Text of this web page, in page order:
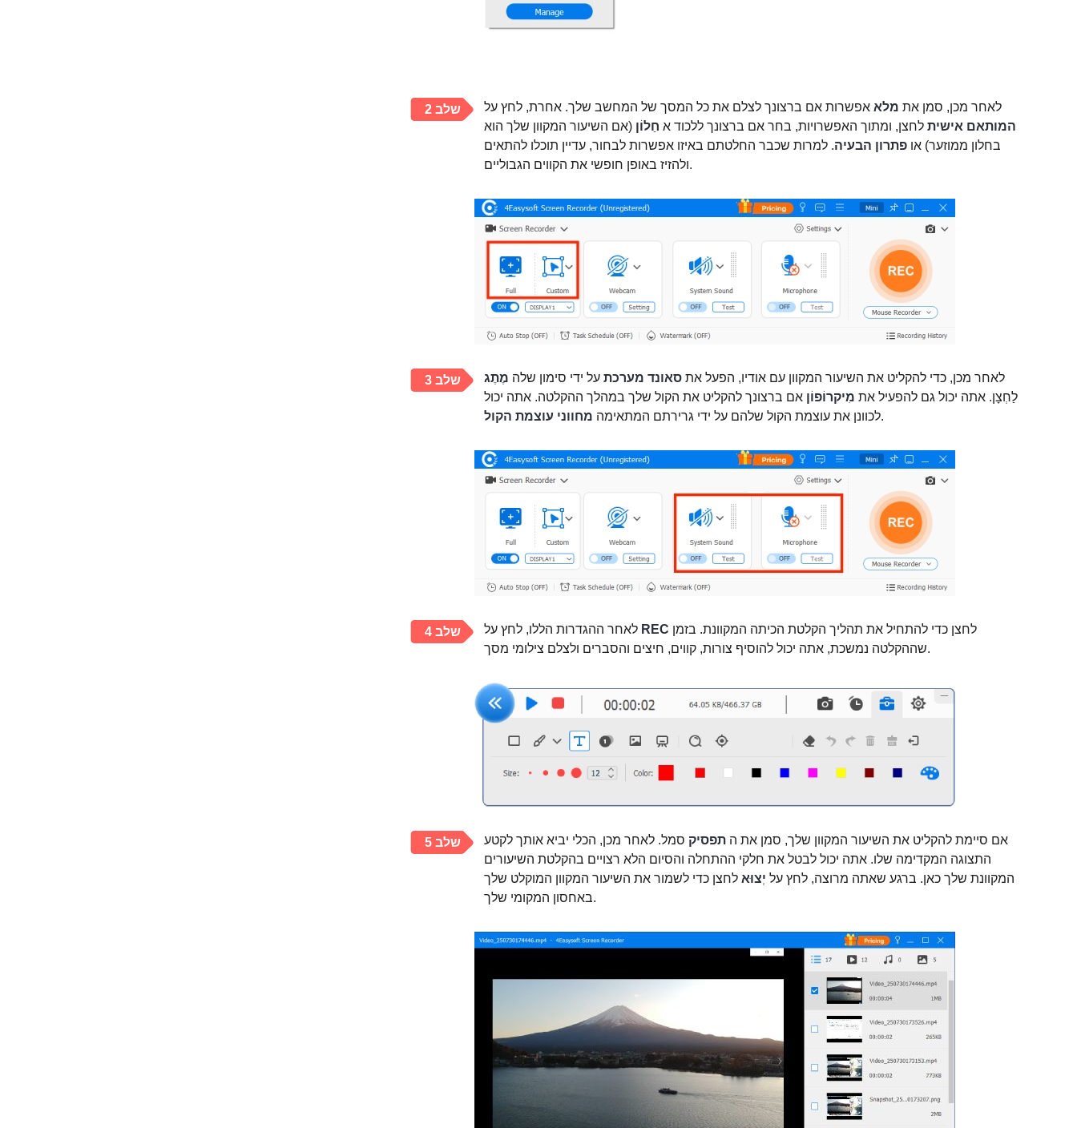
שלב 2 לאחר מכן, סמן את מלא אפשרות אם ברצונך לצלם את כל המסך של המחשב שלך. אחרת, לחץ על
המותאם אישית לחצן, ומתוך האפשרויות, בחר אם ברצונך ללכוד א חַלוֹן (אם השיעור המקוון שלך הוא
בחלון ממוזער) או פתרון הבעיה. למרות שכבר החלטתם באיזו אפשרות לבחור, עדיין תוכלו להתאים
ולהזיז באופן חופשי את הקווים הגבוליים.
שלב 3 לאחר מכן, כדי להקליט את השיעור המקוון עם אודיו, הפעל את סאונד מערכת על ידי סימון שלה מֶתֶג
לַחְצָן. אתה יכול גם להפעיל את מִיקרוֹפוֹן אם ברצונך להקליט את הקול שלך במהלך ההקלטה. אתה יכול
לכוונן את עוצמת הקול שלהם על ידי גרירתם המתאימה מחווני עוצמת הקול .
שלב 4 REC
שההקלטה נמשכת, אתה יכול להוסיף צורות, קווים, חיצים והסברים ולצלם צילומי מסך.
שלב 5 אם סיימת להקליט את השיעור המקוון שלך, סמן את ה תפסיק סמל. לאחר מכן, הכלי יביא אותך לקטע
התצוגה המקדימה שלו. אתה יכול לבטל את חלקי ההתחלה והסיום הלא רצויים בהקלטת השיעורים
המקוונת שלך כאן. ברגע שאתה מרוצה, לחץ על יְצוּא לחצן כדי לשמור את השיעור המקוון המוקלט שלך
באחסון המקומי שלך.